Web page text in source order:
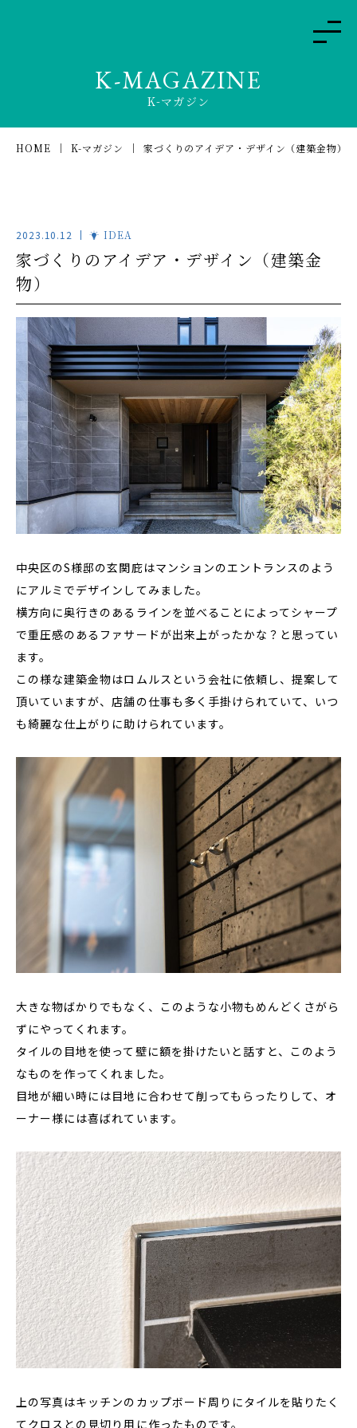
K-MAGAZINE
K-マガジン
HOME K-マガジン 家づくりのアイデア・デザイン（建築金物）
2023.10.12 IDEA
家づくりのアイデア・デザイン（建築金
物）
中央区のS様邸の玄関庇はマンションのエントランスのよう
にアルミでデザインしてみました。
横方向に奥行きのあるラインを並べることによってシャープ
で重圧感のあるファサードが出来上がったかな？と思ってい
ます。
この様な建築金物はロムルスという会社に依頼し、提案して
頂いていますが、店舗の仕事も多く手掛けられていて、いつ
も綺麗な仕上がりに助けられています。
大きな物ばかりでもなく、このような小物もめんどくさがら
ずにやってくれます。
タイルの目地を使って壁に額を掛けたいと話すと、このよう
なものを作ってくれました。
目地が細い時には目地に合わせて削ってもらったりして、オ
ーナー様には喜ばれています。
上の写真はキッチンのカップボード周りにタイルを貼りたく
てクロスとの見切り用に作ったものです。